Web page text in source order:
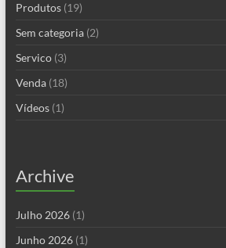
Produtos(19)
Sem categoria(2)
Servico(3)
Venda(18)
Vídeos(1)
Archive
Julho 2026(1)
Junho 2026(1)